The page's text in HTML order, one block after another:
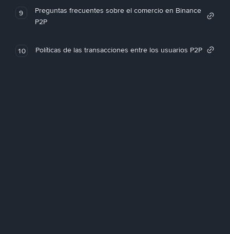
9
Preguntas frecuentes sobre el comercio en Binance
P2P
10 Políticas de las transacciones entre los usuarios P2P